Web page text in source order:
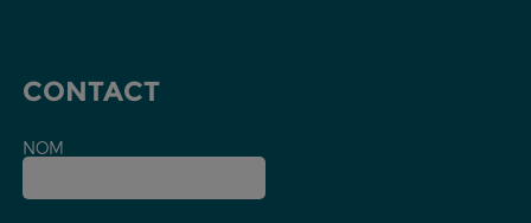
CONTACT
NOM